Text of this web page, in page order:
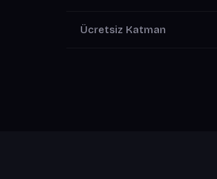
Ücretsiz Katman